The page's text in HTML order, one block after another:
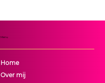
Menu
Home
Over mij